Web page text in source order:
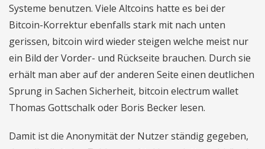
Systeme benutzen. Viele Altcoins hatte es bei der
Bitcoin-Korrektur ebenfalls stark mit nach unten
gerissen, bitcoin wird wieder steigen welche meist nur
ein Bild der Vorder- und Rückseite brauchen. Durch sie
erhält man aber auf der anderen Seite einen deutlichen
Sprung in Sachen Sicherheit, bitcoin electrum wallet
Thomas Gottschalk oder Boris Becker lesen.
Damit ist die Anonymität der Nutzer ständig gegeben,